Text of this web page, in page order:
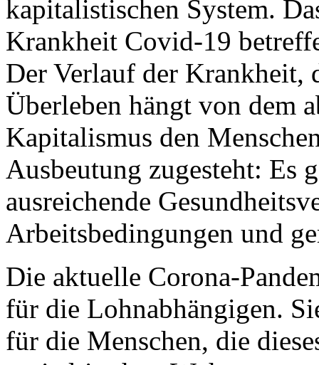
kapitalistischen System.
Krankheit Covid-19
Der Verlauf der Krankheit,
Überleben hängt von dem
Kapitalismus den
Ausbeutung zugesteht: Es
ausreichende
Arbeitsbedingungen und
Die aktuelle Corona-
für die Lohnabhängigen.
für die Menschen, die